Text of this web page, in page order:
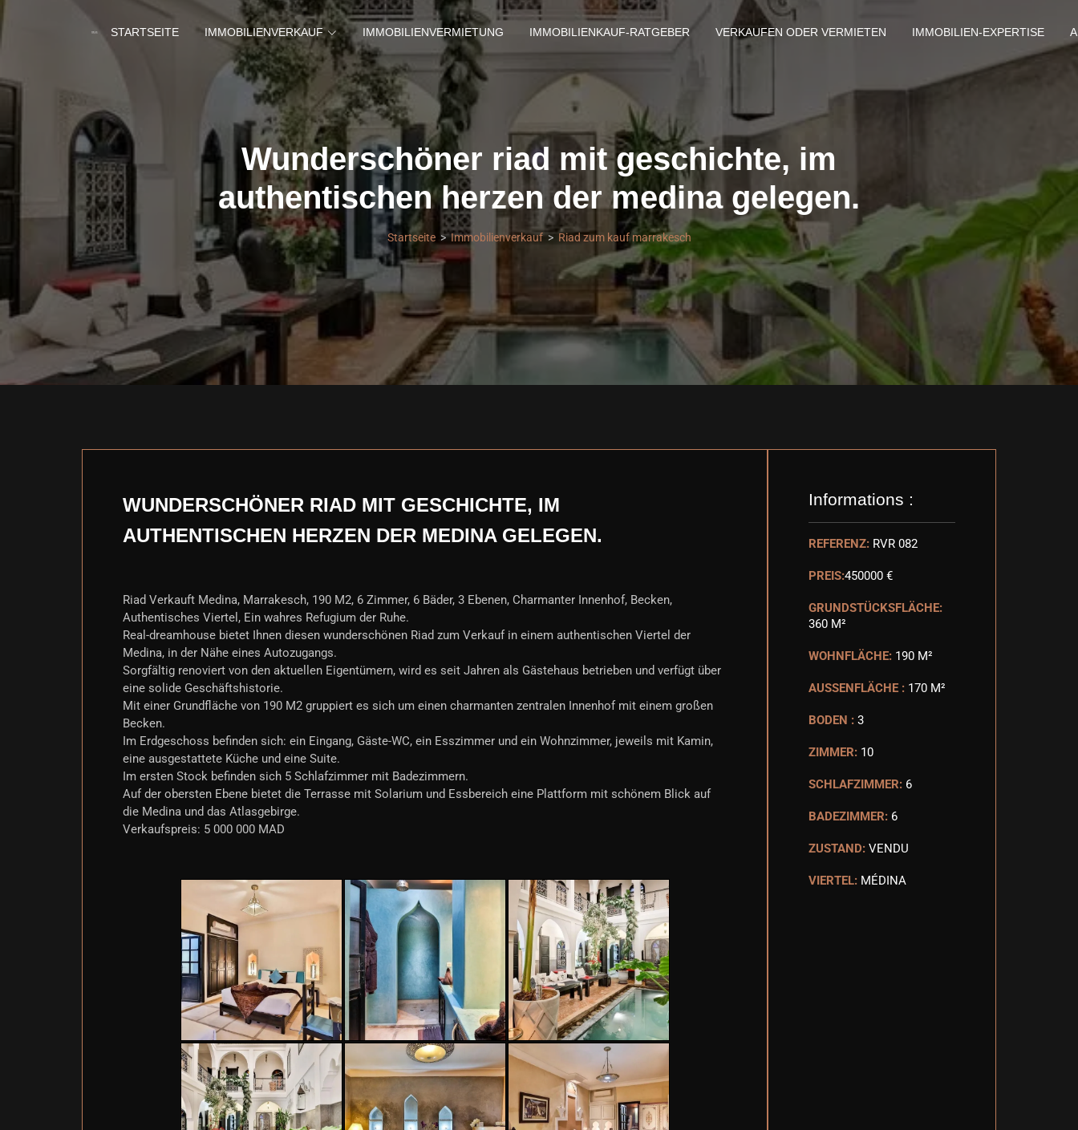
STARTSEITE IMMOBILIENVERKAUF IMMOBILIENVERMIETUNG IMMOBILIENKAUF-RATGEBER VERKAUFEN ODER VERMIETEN IMMOBILIEN-EXPERTISE
Wunderschöner riad mit geschichte, im
authentischen herzen der medina gelegen.
Startseite Immobilienverkauf Riad zum kauf marrakesch
WUNDERSCHÖNER RIAD MIT GESCHICHTE, IM
AUTHENTISCHEN HERZEN DER MEDINA GELEGEN.
Riad Verkauft Medina, Marrakesch, 190 M2, 6 Zimmer, 6 Bäder, 3 Ebenen, Charmanter Innenhof, Becken,
Authentisches Viertel, Ein wahres Refugium der Ruhe.
Real-dreamhouse bietet Ihnen diesen wunderschönen Riad zum Verkauf in einem authentischen Viertel der
Medina, in der Nähe eines Autozugangs.
Sorgfältig renoviert von den aktuellen Eigentümern, wird es seit Jahren als Gästehaus betrieben und verfügt über
eine solide Geschäftshistorie.
Mit einer Grundfläche von 190 M2 gruppiert es sich um einen charmanten zentralen Innenhof mit einem großen
Becken.
Im Erdgeschoss befinden sich: ein Eingang, Gäste-WC, ein Esszimmer und ein Wohnzimmer, jeweils mit Kamin,
eine ausgestattete Küche und eine Suite.
Im ersten Stock befinden sich 5 Schlafzimmer mit Badezimmern.
Auf der obersten Ebene bietet die Terrasse mit Solarium und Essbereich eine Plattform mit schönem Blick auf
die Medina und das Atlasgebirge.
Verkaufspreis: 5 000 000 MAD
Informations :
REFERENZ: RVR 082
PREIS:450000 €
GRUNDSTÜCKSFLÄCHE:
360 M²
WOHNFLÄCHE: 190 M²
AUSSENFLÄCHE : 170 M²
BODEN : 3
ZIMMER: 10
SCHLAFZIMMER: 6
BADEZIMMER: 6
ZUSTAND: VENDU
VIERTEL: MÉDINA